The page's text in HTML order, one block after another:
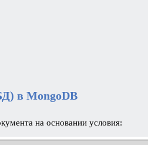
в MongoDB
на основании условия: